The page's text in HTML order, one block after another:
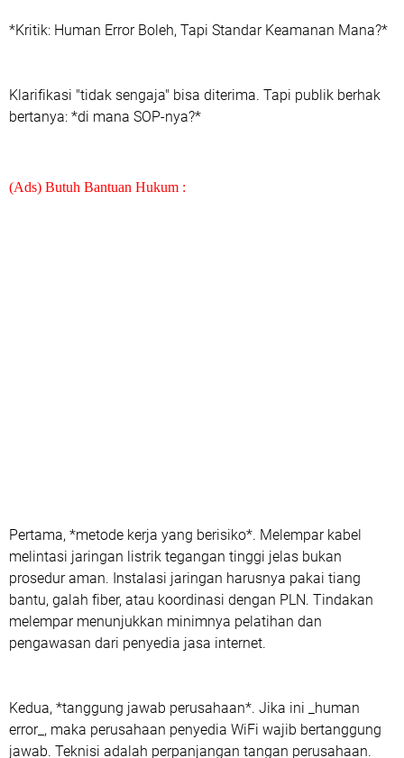
*Kritik: Human Error Boleh, Tapi Standar Keamanan Mana?*
Klarifikasi "tidak sengaja" bisa diterima. Tapi publik berhak
bertanya: *di mana SOP-nya?*
(Ads) Butuh Bantuan Hukum :
Pertama, *metode kerja yang berisiko*. Melempar kabel
melintasi jaringan listrik tegangan tinggi jelas bukan
prosedur aman. Instalasi jaringan harusnya pakai tiang
bantu, galah fiber, atau koordinasi dengan PLN. Tindakan
melempar menunjukkan minimnya pelatihan dan
pengawasan dari penyedia jasa internet.
Kedua, *tanggung jawab perusahaan*. Jika ini _human
error_, maka perusahaan penyedia WiFi wajib bertanggung
jawab. Teknisi adalah perpanjangan tangan perusahaan.